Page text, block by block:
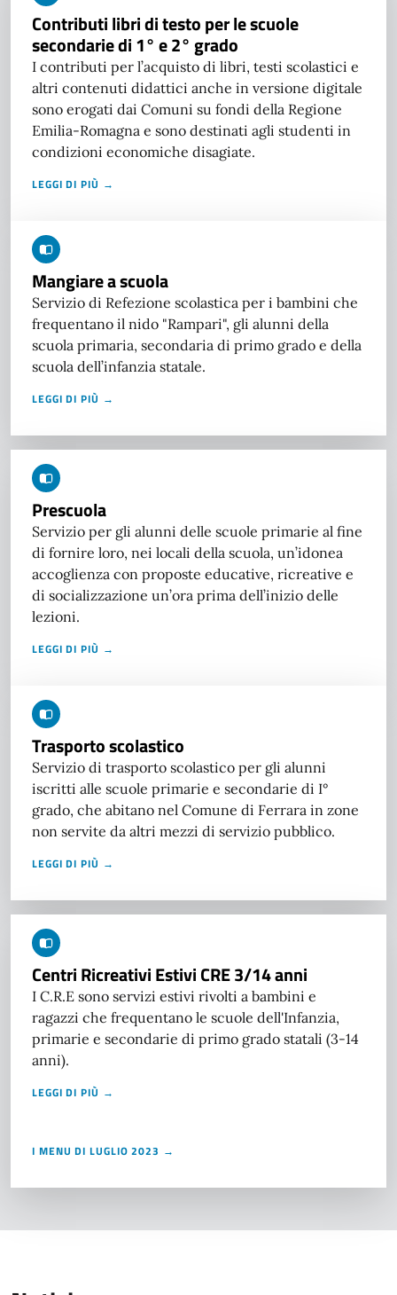
Contributi libri di testo per le scuole
secondarie di 1° e 2° grado
I contributi per l’acquisto di libri, testi scolastici e
altri contenuti didattici anche in versione digitale
sono erogati dai Comuni su fondi della Regione
Emilia-Romagna e sono destinati agli studenti in
condizioni economiche disagiate.
LEGGI DI PIÙ →
Mangiare a scuola
Servizio di Refezione scolastica per i bambini che
frequentano il nido "Rampari", gli alunni della
scuola primaria, secondaria di primo grado e della
scuola dell’infanzia statale.
LEGGI DI PIÙ →
Prescuola
Servizio per gli alunni delle scuole primarie al fine
di fornire loro, nei locali della scuola, un’idonea
accoglienza con proposte educative, ricreative e
di socializzazione un’ora prima dell’inizio delle
lezioni.
LEGGI DI PIÙ →
Trasporto scolastico
Servizio di trasporto scolastico per gli alunni
iscritti alle scuole primarie e secondarie di I°
grado, che abitano nel Comune di Ferrara in zone
non servite da altri mezzi di servizio pubblico.
LEGGI DI PIÙ →
Centri Ricreativi Estivi CRE 3/14 anni
I C.R.E sono servizi estivi rivolti a bambini e
ragazzi che frequentano le scuole dell'Infanzia,
primarie e secondarie di primo grado statali (3-14
anni).
LEGGI DI PIÙ →
I MENU DI LUGLIO 2023 →